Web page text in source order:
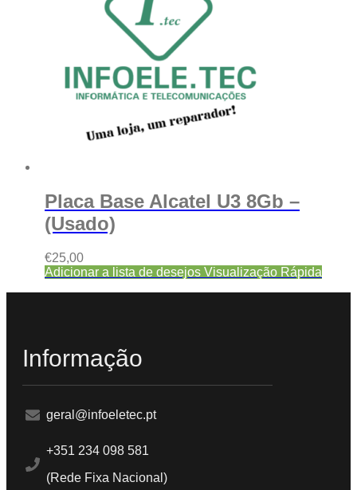
Placa Base Alcatel U3 8Gb –
(Usado)
€25,00
Adicionar a lista de desejos Visualização Rápida
Informação
geral@infoeletec.pt
+351 234 098 581
(Rede Fixa Nacional)